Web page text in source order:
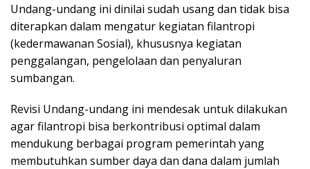
Undang-undang ini dinilai sudah usang dan tidak bisa
diterapkan dalam mengatur kegiatan filantropi
(kedermawanan Sosial), khususnya kegiatan
penggalangan, pengelolaan dan penyaluran
sumbangan.
Revisi Undang-undang ini mendesak untuk dilakukan
agar filantropi bisa berkontribusi optimal dalam
mendukung berbagai program pemerintah yang
membutuhkan sumber daya dan dana dalam jumlah